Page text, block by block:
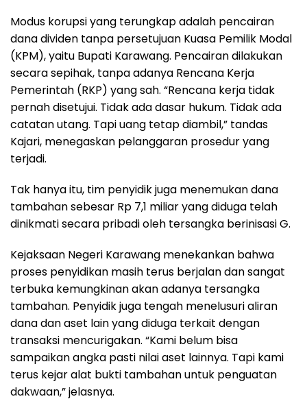
Modus korupsi yang terungkap adalah pencairan
dana dividen tanpa persetujuan Kuasa Pemilik Modal
(KPM), yaitu Bupati Karawang. Pencairan dilakukan
secara sepihak, tanpa adanya Rencana Kerja
Pemerintah (RKP) yang sah. “Rencana kerja tidak
pernah disetujui. Tidak ada dasar hukum. Tidak ada
catatan utang. Tapi uang tetap diambil,” tandas
Kajari, menegaskan pelanggaran prosedur yang
terjadi.
Tak hanya itu, tim penyidik juga menemukan dana
tambahan sebesar Rp 7,1 miliar yang diduga telah
dinikmati secara pribadi oleh tersangka berinisasi G.
Kejaksaan Negeri Karawang menekankan bahwa
proses penyidikan masih terus berjalan dan sangat
terbuka kemungkinan akan adanya tersangka
tambahan. Penyidik juga tengah menelusuri aliran
dana dan aset lain yang diduga terkait dengan
transaksi mencurigakan. “Kami belum bisa
sampaikan angka pasti nilai aset lainnya. Tapi kami
terus kejar alat bukti tambahan untuk penguatan
dakwaan,” jelasnya.